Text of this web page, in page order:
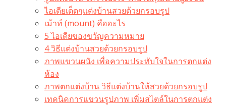
ไอเดียเด็ดๆแต่งบ้านสวยด้วยกรอบรูป
เม้าท์ (mount) คืออะไร​
5 ไอเดียของขวัญความหมาย
4 วิธีแต่งบ้านสวยด้วยกรอบรูป
ภาพแขวนผนัง เพื่อความประทับใจในการตกแต่ง
ห้อง
ภาพตกแต่งบ้าน วิธีแต่งบ้านให้สวยด้วยกรอบรูป
เทคนิคการแขวนรูปภาพ เพิ่มสไตล์ในการตกแต่ง